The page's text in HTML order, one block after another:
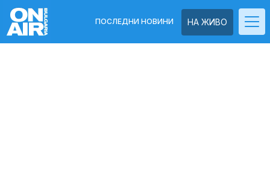
НА ЖИВО
ПОСЛЕДНИ НОВИНИ